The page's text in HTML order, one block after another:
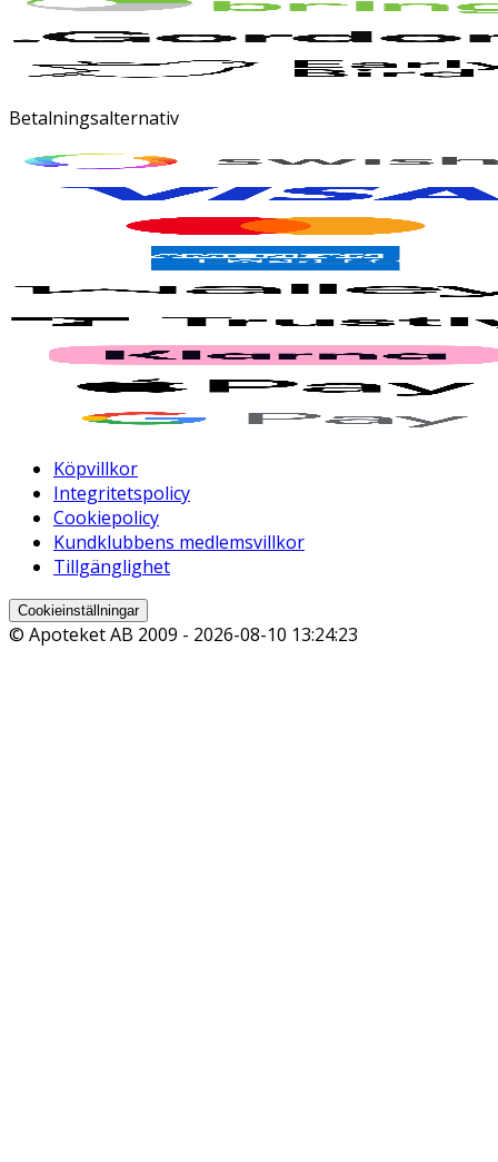
Betalningsalternativ
Köpvillkor
Integritetspolicy
Cookiepolicy
Kundklubbens medlemsvillkor
Tillgänglighet
Cookieinställningar
© Apoteket AB 2009 - 2026-08-10 13:24:23